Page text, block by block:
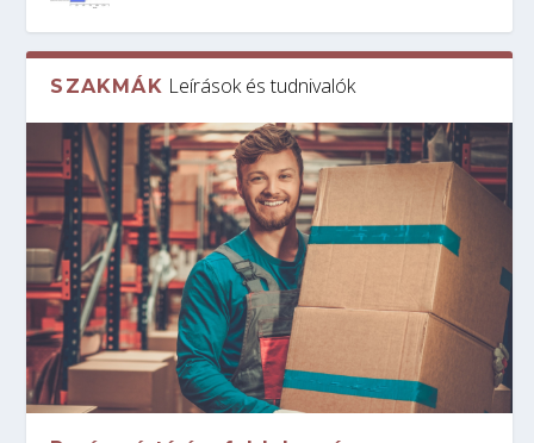
SZAKMÁK Leírások és tudnivalók